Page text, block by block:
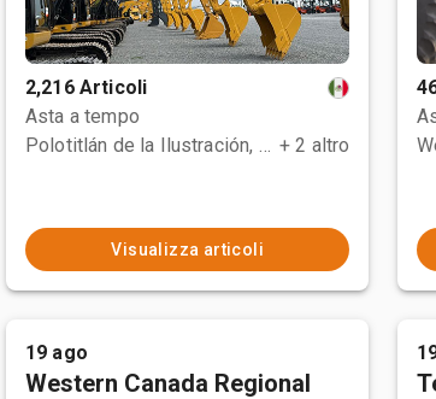
2,216 Articoli
Asta a tempo
Polotitlán de la Ilustración, MEX + 2 altro
Visualizza articoli
19 ago
Western Canada Regional